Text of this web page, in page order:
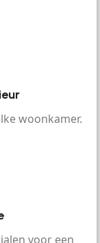
woonkamer.
voor een